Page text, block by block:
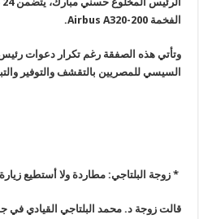
الفخمة Airbus A320-200.
وتأتي هذه الصفقة رغم تكرار دعوات رئيس
السيسي للمصريين بالتقشف والتوفير
* زوجة البلتاجي: مطاردة ولا أستطيع
قالت زوجة د. محمد البلتاجي القيادي في